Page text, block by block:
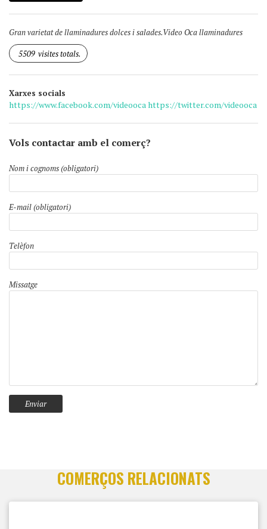
Gran varietat de llaminadures dolces i salades.Video Oca llaminadures
5509 visites totals.
Xarxes socials
https://www.facebook.com/videoocahttps://twitter.com/videooca
Vols contactar amb el comerç?
Nom i cognoms (obligatori)
E-mail (obligatori)
Telèfon
Missatge
COMERÇOS RELACIONATS